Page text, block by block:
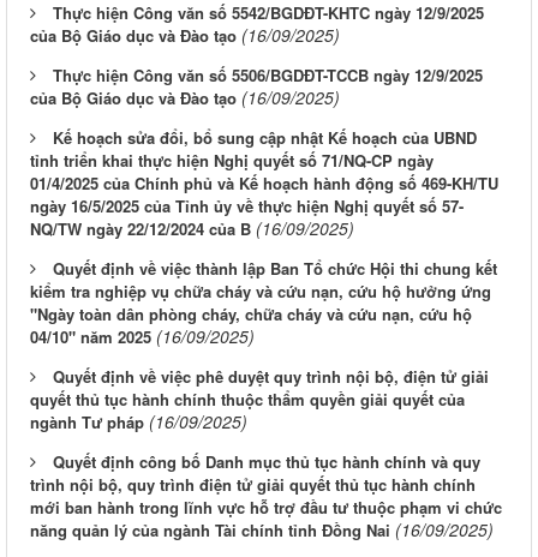
Thực hiện Công văn số 5542/BGDĐT-KHTC ngày 12/9/2025
của Bộ Giáo dục và Đào tạo (16/09/2025)
Thực hiện Công văn số 5506/BGDĐT-TCCB ngày 12/9/2025
của Bộ Giáo dục và Đào tạo (16/09/2025)
Kế hoạch sửa đổi, bổ sung cập nhật Kế hoạch của UBND
tỉnh triển khai thực hiện Nghị quyết số 71/NQ-CP ngày
01/4/2025 của Chính phủ và Kế hoạch hành động số 469-KH/TU
ngày 16/5/2025 của Tỉnh ủy về thực hiện Nghị quyết số 57-
NQ/TW ngày 22/12/2024 của B (16/09/2025)
Quyết định về việc thành lập Ban Tổ chức Hội thi chung kết
kiểm tra nghiệp vụ chữa cháy và cứu nạn, cứu hộ hưởng ứng
"Ngày toàn dân phòng cháy, chữa cháy và cứu nạn, cứu hộ
04/10" năm 2025 (16/09/2025)
Quyết định về việc phê duyệt quy trình nội bộ, điện tử giải
quyết thủ tục hành chính thuộc thẩm quyền giải quyết của
ngành Tư pháp (16/09/2025)
Quyết định công bố Danh mục thủ tục hành chính và quy
trình nội bộ, quy trình điện tử giải quyết thủ tục hành chính
mới ban hành trong lĩnh vực hỗ trợ đầu tư thuộc phạm vi chức
năng quản lý của ngành Tài chính tỉnh Đồng Nai (16/09/2025)